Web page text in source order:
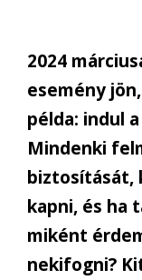
2024
esemény
példa: indul
Mindenki
biztosítását,
kapni, és ha
miként
nekifogni?